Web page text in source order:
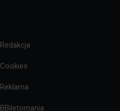
Redakcja
Cookies
Reklama
BBiletomania